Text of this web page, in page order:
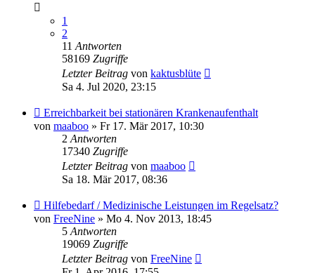
1
2
11Antworten
58169 Zugriffe
Letzter Beitrag von kaktusblüte
Sa 4. Jul 2020, 23:15
Erreichbarkeit bei stationären Krankenaufenthalt
von maaboo » Fr 17. Mär 2017, 10:30
2Antworten
17340 Zugriffe
Letzter Beitrag von maaboo
Sa 18. Mär 2017, 08:36
Hilfebedarf / Medizinische Leistungen im Regelsatz?
von FreeNine » Mo 4. Nov 2013, 18:45
5Antworten
19069 Zugriffe
Letzter Beitrag von FreeNine